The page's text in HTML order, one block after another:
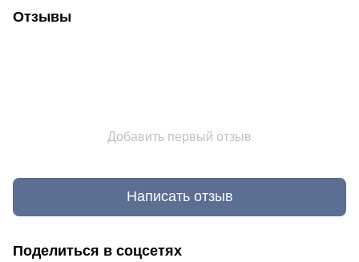
Отзывы
Добавить первый отзыв
Написать отзыв
Поделиться в соцсетях